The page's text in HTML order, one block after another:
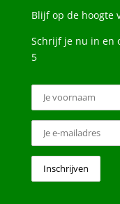
Blijf op de hoogte
Schrijf je nu in en
5